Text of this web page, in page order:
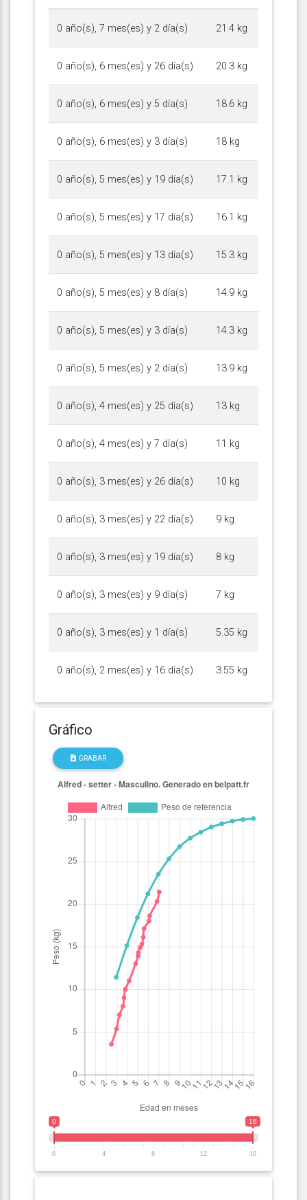
0 año(s), 7 mes(es) y 2 día(s) 21.4 kg
0 año(s), 6 mes(es) y 26 día(s) 20.3 kg
0 año(s), 6 mes(es) y 5 día(s) 18.6 kg
0 año(s), 6 mes(es) y 3 día(s) 18 kg
0 año(s), 5 mes(es) y 19 día(s) 17.1 kg
0 año(s), 5 mes(es) y 17 día(s) 16.1 kg
0 año(s), 5 mes(es) y 13 día(s) 15.3 kg
0 año(s), 5 mes(es) y 8 día(s) 14.9 kg
0 año(s), 5 mes(es) y 3 día(s) 14.3 kg
0 año(s), 5 mes(es) y 2 día(s) 13.9 kg
0 año(s), 4 mes(es) y 25 día(s) 13 kg
0 año(s), 4 mes(es) y 7 día(s) 11 kg
0 año(s), 3 mes(es) y 26 día(s) 10 kg
0 año(s), 3 mes(es) y 22 día(s) 9 kg
0 año(s), 3 mes(es) y 19 día(s) 8 kg
0 año(s), 3 mes(es) y 9 día(s) 7 kg
0 año(s), 3 mes(es) y 1 día(s) 5.35 kg
0 año(s), 2 mes(es) y 16 día(s) 3.55 kg
Gráfico
GRABAR
0 16
0 4 8 12 16